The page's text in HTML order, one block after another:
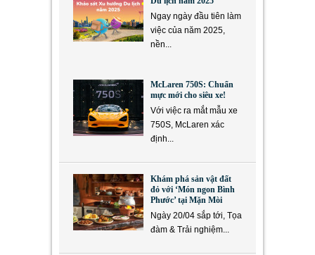
Ngay ngày đầu tiên làm
việc của năm 2025,
nền...
McLaren 750S: Chuẩn
mực mới cho siêu xe!
Với việc ra mắt mẫu xe
750S, McLaren xác
định...
Khám phá sản vật đất
đỏ với ‘Món ngon Bình
Phước’ tại Mặn Mòi
Ngày 20/04 sắp tới, Tọa
đàm & Trải nghiệm...